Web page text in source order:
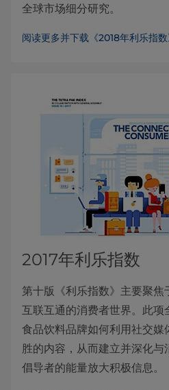
全球市场细分研究。
阅读更多并下载《2018年利乐指
2017年利乐指数
第十版《利乐指数》主要聚焦
互联互通的消费者世界。此项
食品饮料品牌如何利用社交媒
胜的内容，从而建立并深化与
倡导者的能量放大积极信息。